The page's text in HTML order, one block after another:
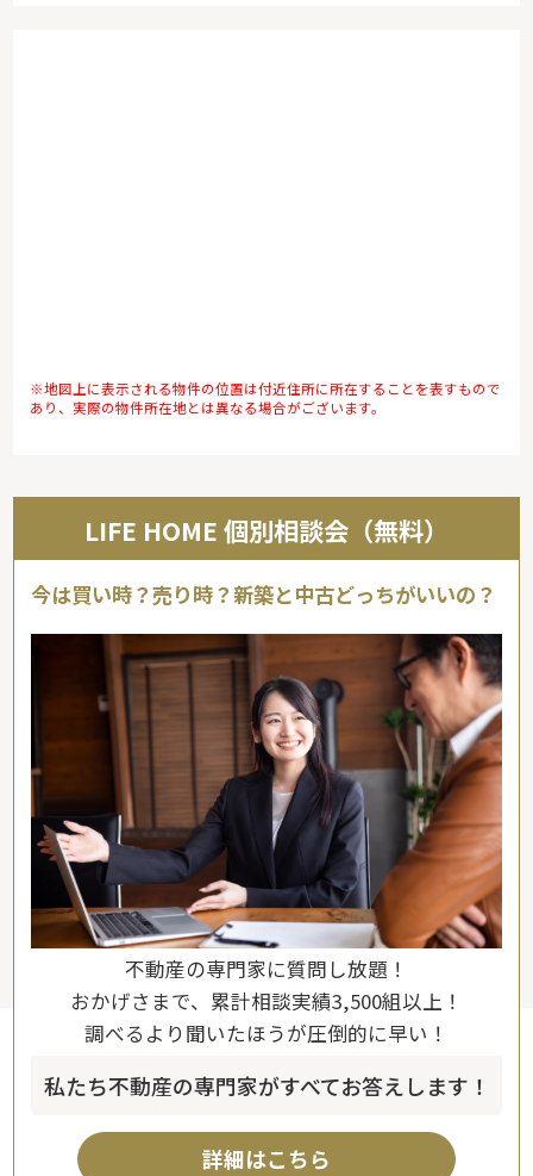
※地図上に表示される物件の位置は付近住所に所在することを表すもので
あり、実際の物件所在地とは異なる場合がございます。
LIFE HOME 個別相談会（無料）
今は買い時？売り時？新築と中古どっちがいいの？
不動産の専門家に質問し放題！
おかげさまで、累計相談実績3,500組以上！
調べるより聞いたほうが圧倒的に早い！
私たち不動産の専門家がすべてお答えします！
詳細はこちら